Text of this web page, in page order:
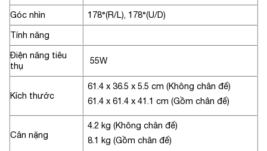
Góc nhìn
178°(R/L), 178°(U/D)
Tính năng
Điện năng tiêu
thụ
55W
Kích thước
61.4 x 36.5 x 5.5 cm (Không chân đế)
61.4 x 61.4 x 41.1 cm (Gồm chân đế)
Cân nặng
4.2 kg (Không chân đế)
8.1 kg (Gồm chân đế)